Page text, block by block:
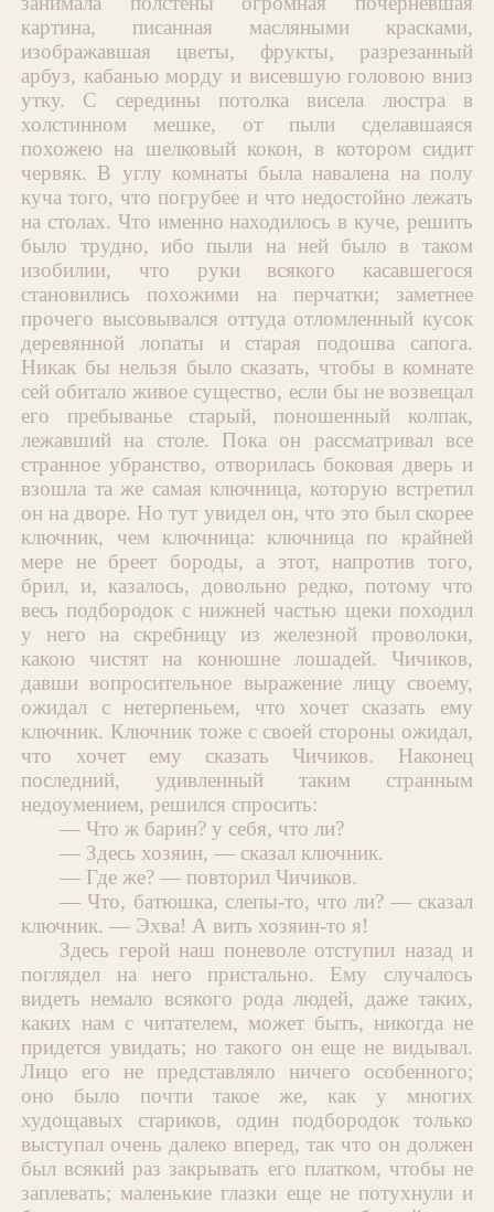
картина, писанная масляными красками,
изображавшая цветы, фрукты, разрезанный
арбуз, кабанью морду и висевшую головою вниз
утку. С середины потолка висела люстра в
холстинном мешке, от пыли сделавшаяся
похожею на шелковый кокон, в котором сидит
червяк. В углу комнаты была навалена на полу
куча того, что погрубее и что недостойно лежать
на столах. Что именно находилось в куче, решить
было трудно, ибо пыли на ней было в таком
изобилии, что руки всякого касавшегося
становились похожими на перчатки; заметнее
прочего высовывался оттуда отломленный кусок
деревянной лопаты и старая подошва сапога.
Никак бы нельзя было сказать, чтобы в комнате
сей обитало живое существо, если бы не возвещал
его пребыванье старый, поношенный колпак,
лежавший на столе. Пока он рассматривал все
странное убранство, отворилась боковая дверь и
взошла та же самая ключница, которую встретил
он на дворе. Но тут увидел он, что это был скорее
ключник, чем ключница: ключница по крайней
мере не бреет бороды, а этот, напротив того,
брил, и, казалось, довольно редко, потому что
весь подбородок с нижней частью щеки походил
у него на скребницу из железной проволоки,
какою чистят на конюшне лошадей. Чичиков,
давши вопросительное выражение лицу своему,
ожидал с нетерпеньем, что хочет сказать ему
ключник. Ключник тоже с своей стороны ожидал,
что хочет ему сказать Чичиков. Наконец
последний, удивленный таким странным
недоумением, решился спросить:
— Что ж барин? у себя, что ли?
— Здесь хозяин, — сказал ключник.
— Где же? — повторил Чичиков.
— Что, батюшка, слепы-то, что ли? — сказал
ключник. — Эхва! А вить хозяин-то я!
Здесь герой наш поневоле отступил назад и
поглядел на него пристально. Ему случалось
видеть немало всякого рода людей, даже таких,
каких нам с читателем, может быть, никогда не
придется увидать; но такого он еще не видывал.
Лицо его не представляло ничего особенного;
оно было почти такое же, как у многих
худощавых стариков, один подбородок только
выступал очень далеко вперед, так что он должен
был всякий раз закрывать его платком, чтобы не
заплевать; маленькие глазки еще не потухнули и